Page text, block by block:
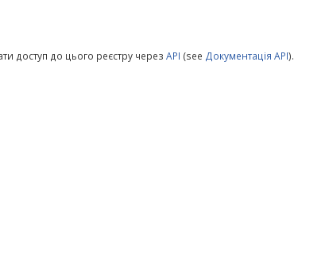
доступ до цього реєстру через API (see Документація API).